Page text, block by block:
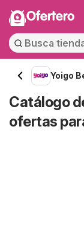
Ofertero
Yoigo
Catálogo
ofertas